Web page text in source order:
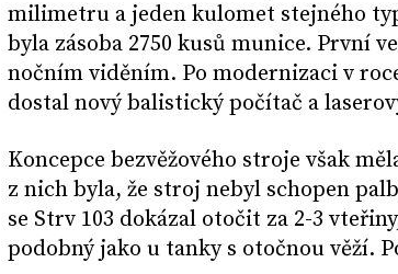
milimetru a jeden kulomet stejného
byla zásoba 2750 kusů munice. První
nočním viděním. Po modernizaci v
dostal nový balistický počítač a
Koncepce bezvěžového stroje však
z nich byla, že stroj nebyl schopen
se Strv 103 dokázal otočit za 2-3
podobný jako u tanky s otočnou věží.